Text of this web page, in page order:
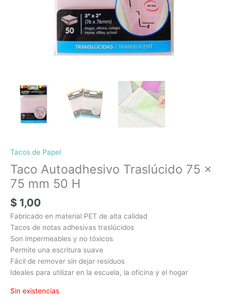
Tacos de Papel
Taco Autoadhesivo Traslúcido 75 x
75 mm 50 H
$ 1,00
Fabricado en material PET de alta calidad
Tacos de notas adhesivas traslúcidos
Son impermeables y no tóxicos
Permite una escritura suave
Fácil de remover sin dejar residuos
Ideales para utilizar en la escuela, la oficina y el hogar
Sin existencias